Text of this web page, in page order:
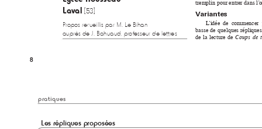
8
Lava
[53]
Propos recueillis par M. Le Bihan
auprès de J. Bahuaud, professeur de lettres
tremplin pour entrer dans l’
Variantes
L’idée  de  commencer
basse de quelques répliques
de la lecture de Coups de
pratiques
Les répliques proposées